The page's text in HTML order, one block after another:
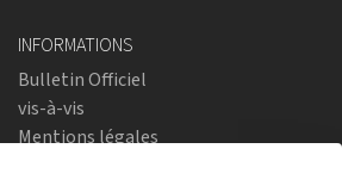
INFORMATIONS
Bulletin Officiel
vis-à-vis
Mentions légales